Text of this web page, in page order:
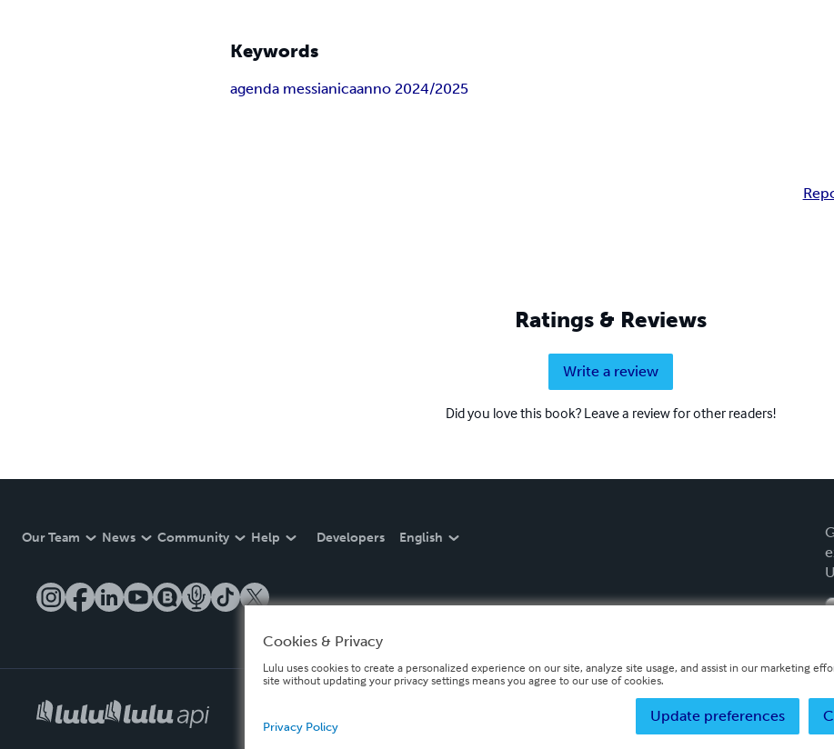
Keywords
agenda messianicaanno 2024/2025
Ratings & Reviews
Write a review
Did you love this book? Leave a review for other readers!
Our Team News Community Help Developers English
Cookies & Privacy
Lulu uses cookies to create a personalized experience on our site, analyze site usage, and assist in our marketing
site without updating your privacy settings means you agree to our use of cookies.
Update preferences
Privacy Policy